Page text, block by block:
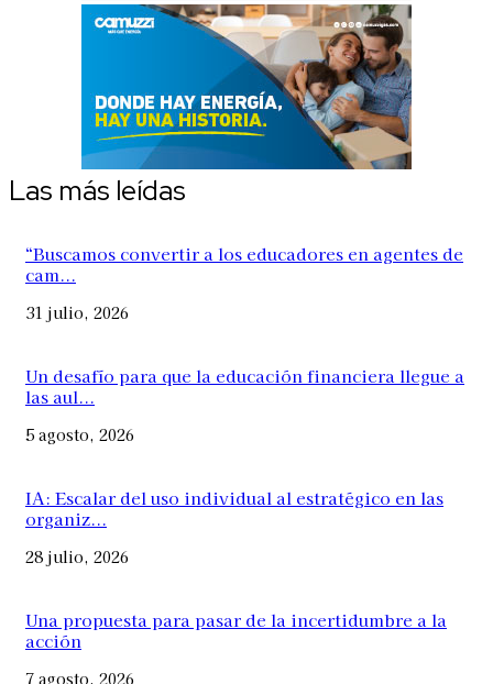
Las más leídas
“Buscamos convertir a los educadores en agentes de
cam...
31 julio, 2026
Un desafío para que la educación financiera llegue a
las aul...
5 agosto, 2026
IA: Escalar del uso individual al estratégico en las
organiz...
28 julio, 2026
Una propuesta para pasar de la incertidumbre a la
acción
7 agosto, 2026